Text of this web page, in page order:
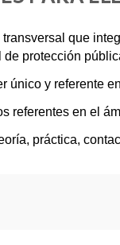
transversal que
de protección
único y referente
referentes en el
práctica,